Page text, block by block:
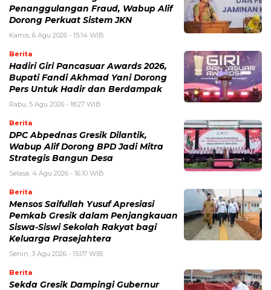
Penanggulangan Fraud, Wabup Alif
Dorong Perkuat Sistem JKN
Kamis, 6 Agu 2026 - 15:14 WIB
Berita
Hadiri Giri Pancasuar Awards 2026,
Bupati Fandi Akhmad Yani Dorong
Pers Untuk Hadir dan Berdampak
Rabu, 5 Agu 2026 - 18:27 WIB
Berita
DPC Abpednas Gresik Dilantik,
Wabup Alif Dorong BPD Jadi Mitra
Strategis Bangun Desa
Selasa, 4 Agu 2026 - 16:10 WIB
Berita
Mensos Saifullah Yusuf Apresiasi
Pemkab Gresik dalam Penjangkauan
Siswa-Siswi Sekolah Rakyat bagi
Keluarga Prasejahtera
Senin, 3 Agu 2026 - 15:07 WIB
Berita
Sekda Gresik Dampingi Gubernur